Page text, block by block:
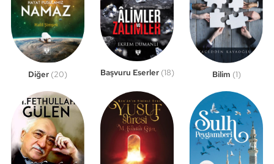
Diğer (20) Başvuru Eserler (18) Bilim (1)